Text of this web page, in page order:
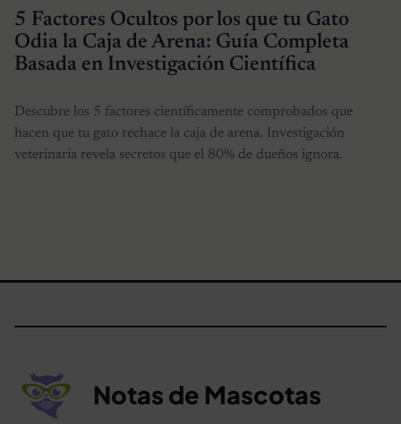
5 Factores Ocultos por los que tu Gato
Odia la Caja de Arena: Guía Completa
Basada en Investigación Científica
Descubre los 5 factores científicamente comprobados que
hacen que tu gato rechace la caja de arena. Investigación
veterinaria revela secretos que el 80% de dueños ignora.
Notas de Mascotas